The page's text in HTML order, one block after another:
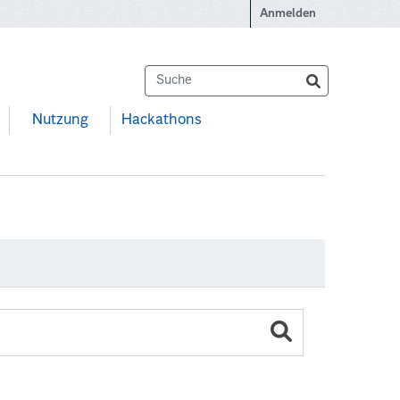
Anmelden
Nutzung Hackathons